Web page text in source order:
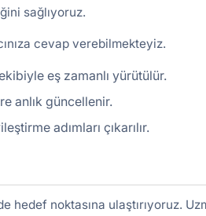
sağlıyoruz.
cevap verebilmekteyiz.
eş zamanlı yürütülür.
anlık güncellenir.
adımları çıkarılır.
hedef noktasına ulaştırıyoruz.